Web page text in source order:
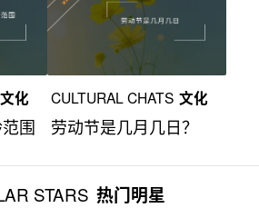
文化
围
CULTURAL CHATS 文化
漫谈
劳动节是几月几日？
STARS 热门明星